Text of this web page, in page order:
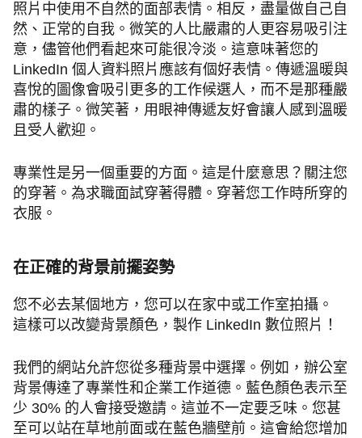
照片中使用不自然的面部表情。相反，盡量做自己自
然、正常的自我。微笑的人比嚴肅的人更容易吸引注
意，儘管他們看起來可能很冷淡。這意味著您的
LinkedIn 個人資料照片應該有個好表情。傳遞溫暖與
喜悅的圖像會吸引更多的工作候選人，而不是那種嚴
肅的樣子。微笑著，用眼神傳遞友好會讓人感到溫暖
且受人歡迎。
專業性是另一個重要的方面。這是什麼意思？關注您
的穿著。為求職面試穿著得體。穿著您工作時所穿的
衣服。
在正確的背景前擺姿勢
您不必去某個地方，您可以在家中或工作室拍攝。
這樣可以改變背景顏色，製作 LinkedIn 數位照片！
我們的網站允許您從多種背景中選擇。例如，辦公室
背景傳達了專業性和企業工作道德。藍色顏色表示至
少 30% 的人會接受邀請。這並不一定要乏味。您甚
至可以站在草地前面或在藍色牆壁前。這會給您增加